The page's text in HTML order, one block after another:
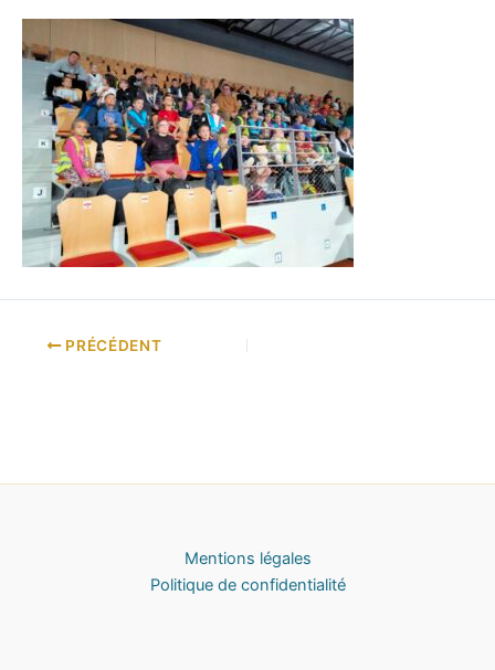
PRÉCÉDENT
Mentions légales
Politique de confidentialité